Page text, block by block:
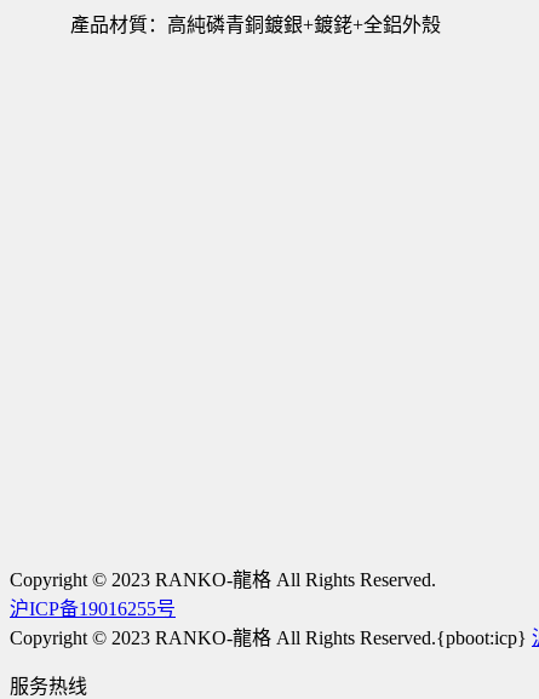
產品材質：高純磷青銅鍍銀+鍍銠+全鋁外殼
Copyright © 2023 RANKO-龍格 All Rights Reserved.
沪ICP备19016255号
Copyright © 2023 RANKO-龍格 All Rights Reserved.{pboot:icp}
服务热线